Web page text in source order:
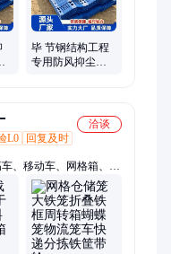
毕 节钢结构工程
专用防风抑尘网
洽谈
L0
回复及时
、移动车、网格箱、铁
、清洗筐、仓库笼、工
、仓储笼、两面车、仓
盘、金属网箱